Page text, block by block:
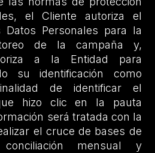
el Cliente autoriza el
Personales para la
de la campaña y,
a la Entidad para
su identificación como
de identificar el
hizo clic en la pauta
será tratada con la
el cruce de bases de
mensual y